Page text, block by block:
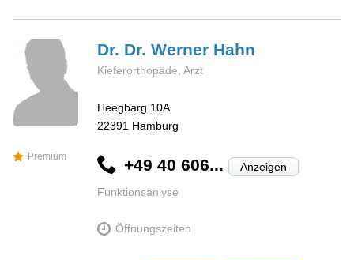
Premium
Dr. Dr. Werner Hahn
Kieferorthopäde, Arzt
Heegbarg 10A
22391 Hamburg
+49 40 606... Anzeigen
Funktionsanlyse
Öffnungszeiten